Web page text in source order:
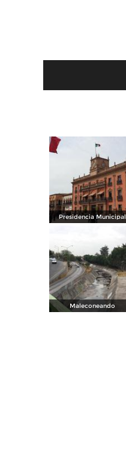
Presidencia Municipal
Maleconeando